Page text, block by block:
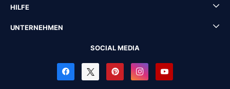
HILFE
UNTERNEHMEN
SOCIAL MEDIA